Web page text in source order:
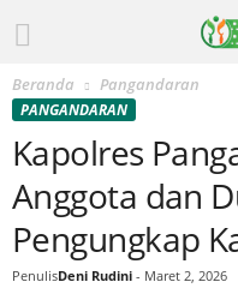
Beranda Pangandaran
PANGANDARAN
Kapolres
Anggota dan
Pengungkap
PenulisDeni Rudini - Maret 2, 2026